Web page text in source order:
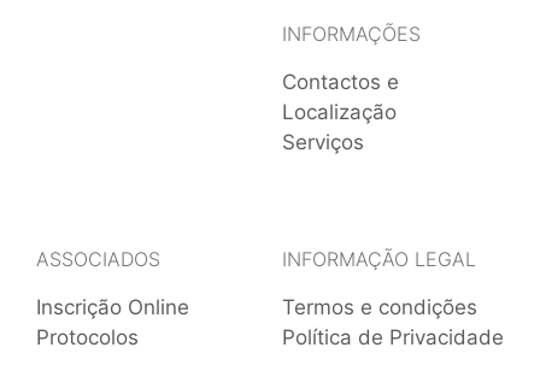
INFORMAÇÕES
Contactos e
Localização
Serviços
ASSOCIADOS
Inscrição Online
Protocolos
INFORMAÇÃO LEGAL
Termos e condições
Política de Privacidade